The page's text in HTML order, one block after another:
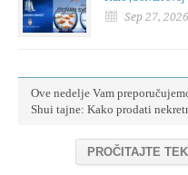
Sep 27, 2026
Ove nedelje Vam
Shui tajne: Kako prodati
PROČITAJTE